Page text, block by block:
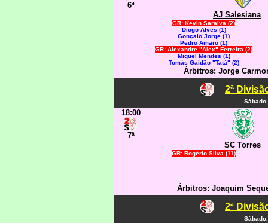
6ª
AJ Salesiana
GR: Kevin Saraiva (2)
Diogo Alves (1)
Gonçalo Jorge (1)
Pedro Amaro (1)
GR: Alexandre "Alex" Ferreira (2)
Miguel Mendes (1)
Tomás Gaidão "Tatá" (2)
Árbitros: Jorge
2ª
18:00
7ª
SC Torres
GR: Rogério Silva (11)
Árbitros: Joaquim
2ª